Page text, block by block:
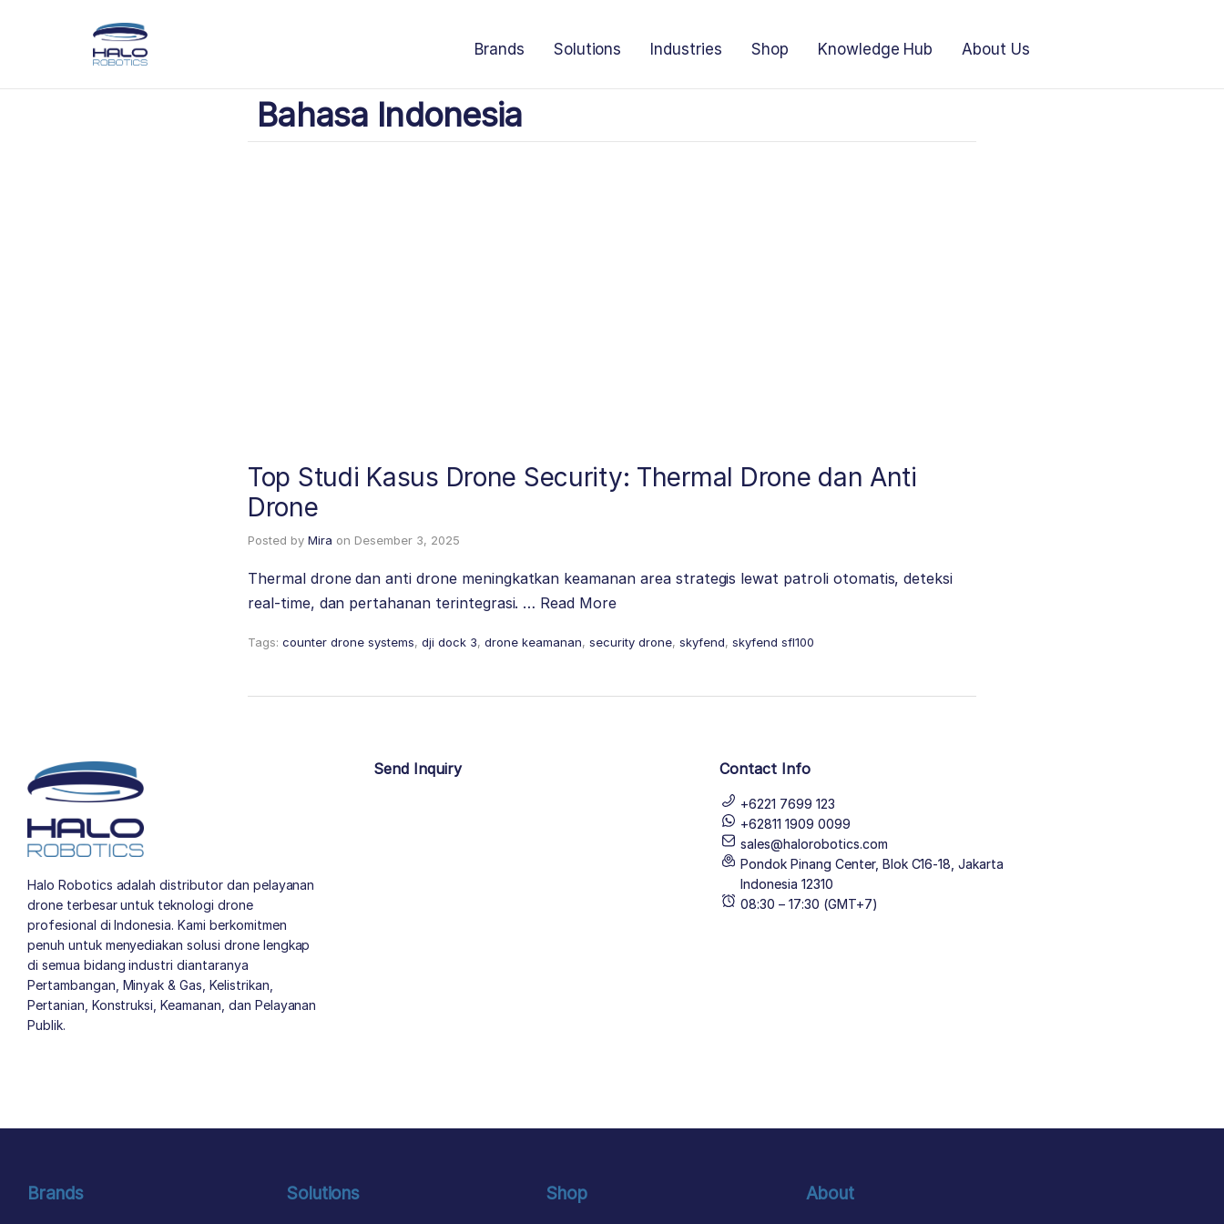
Brands Solutions Industries Shop Knowledge Hub About Us
Bahasa Indonesia
Top Studi Kasus Drone Security: Thermal Drone dan Anti
Drone
Posted by Mira on Desember 3, 2025
Thermal drone dan anti drone meningkatkan keamanan area strategis lewat patroli otomatis, deteksi
real-time, dan pertahanan terintegrasi. … Read More
Tags: counter drone systems, dji dock 3, drone keamanan, security drone, skyfend, skyfend sfl100
Halo Robotics adalah distributor dan pelayanan
drone terbesar untuk teknologi drone
profesional di Indonesia. Kami berkomitmen
penuh untuk menyediakan solusi drone lengkap
di semua bidang industri diantaranya
Pertambangan, Minyak & Gas, Kelistrikan,
Pertanian, Konstruksi, Keamanan, dan Pelayanan
Publik.
Send Inquiry Contact Info
+6221 7699 123
+62811 1909 0099
sales@halorobotics.com
Pondok Pinang Center, Blok C16-18, Jakarta
Indonesia 12310
08:30 – 17:30 (GMT+7)
Brands Solutions Shop About